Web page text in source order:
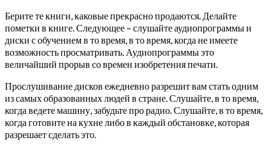
Берите те книги, каковые прекрасно продаются. Делайте
пометки в книге. Следующее – слушайте аудиопрограммы и
диски с обучением в то время, в то время, когда не имеете
возможность просматривать. Аудиопрограммы это
величайший прорыв со времен изобретения печати.
Прослушивание дисков ежедневно разрешит вам стать одним
из самых образованных людей в стране. Слушайте, в то время,
когда ведете машину, забудьте про радио. Слушайте, в то время,
когда готовите на кухне либо в каждый обстановке, которая
разрешает сделать это.